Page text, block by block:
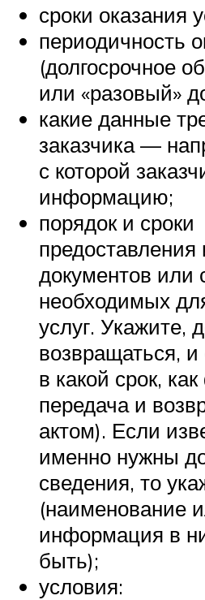
сроки оказания
периодичность
(долгосрочное
или «разовый»
какие данные
заказчика —
с которой
информацию;
порядок и сроки
документов или
необходимых
услуг. Укажите,
возвращаться, и
в какой срок,
передача и
актом). Если
именно нужны
сведения, то
(наименование
информация в
быть);
условия: